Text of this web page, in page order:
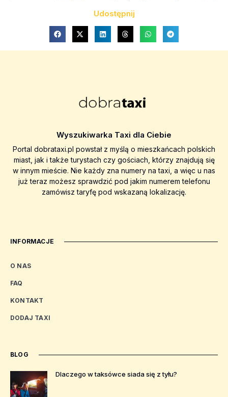
Udostępnij
Wyszukiwarka Taxi dla Ciebie
Portal dobrataxi.pl powstał z myślą o mieszkańcach polskich
miast, jak i także turystach czy gościach, którzy znajdują się
w innym mieście. Nie każdy zna numery na taxi, a więc u nas
już teraz możesz sprawdzić pod jakim numerem telefonu
zamówisz taryfę pod wskazaną lokalizację.
INFORMACJE
O NAS
FAQ
KONTAKT
DODAJ TAXI
BLOG
Dlaczego w taksówce siada się z tyłu?